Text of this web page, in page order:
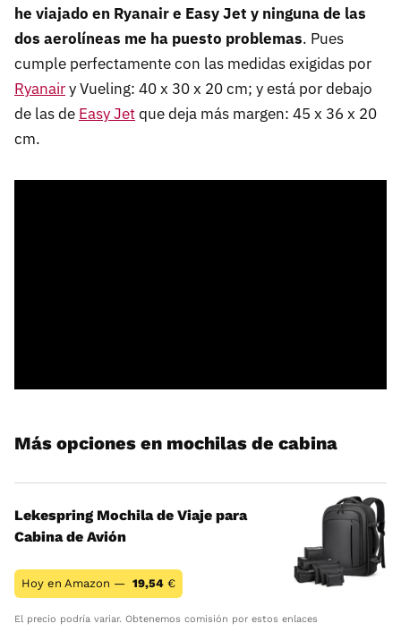
he viajado en Ryanair e Easy Jet y ninguna de las
dos aerolíneas me ha puesto problemas. Pues
cumple perfectamente con las medidas exigidas por
Ryanairy Vueling: 40 x 30 x 20cm; y está por debajo
de las de Easy Jetque deja más margen: 45 x 36 x 20
cm.
Más opciones en mochilas de cabina
Lekespring Mochila de Viaje para
Cabina de Avión
Hoy en Amazon — 19,54 €
El precio podría variar. Obtenemos comisión por estos enlaces